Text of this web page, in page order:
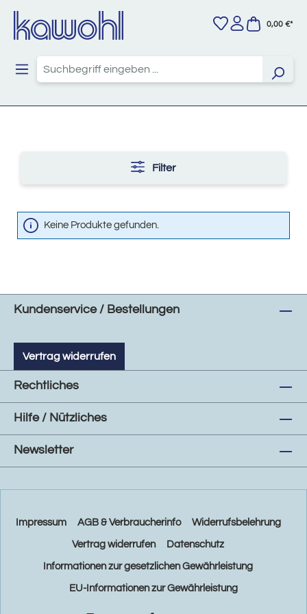
0,00 €*
Filter
Keine Produkte gefunden.
Kundenservice / Bestellungen
Vertrag widerrufen
Rechtliches
Hilfe / Nützliches
Newsletter
Impressum AGB & Verbraucherinfo Widerrufsbelehrung
Vertrag widerrufen Datenschutz
Informationen zur gesetzlichen Gewährleistung
EU-Informationen zur Gewährleistung